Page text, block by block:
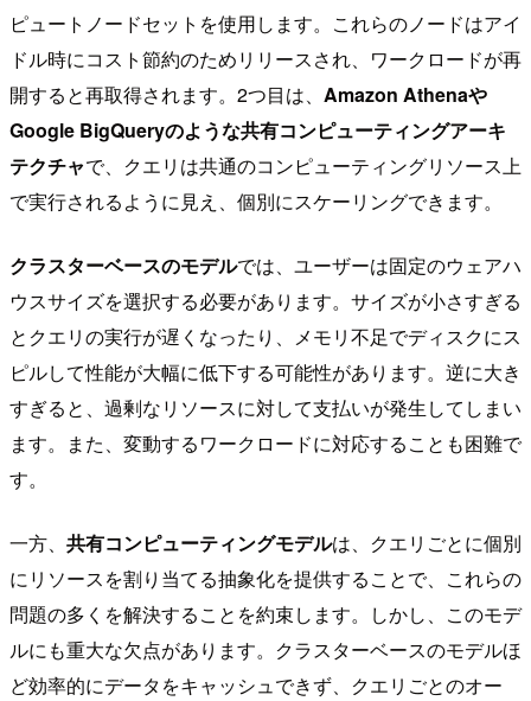
ピュートノードセットを使用します。これらのノードはアイ
ドル時にコスト節約のためリリースされ、ワークロードが再
開すると再取得されます。2つ目は、 Amazon Athenaや
Google BigQueryのような共有コンピューティングアーキ
テクチャで、クエリは共通のコンピューティングリソース上
で実行されるように見え、個別にスケーリングできます。
クラスターベースのモデルでは、ユーザーは固定のウェアハ
ウスサイズを選択する必要があります。サイズが小さすぎる
とクエリの実行が遅くなったり、メモリ不足でディスクにス
ピルして性能が大幅に低下する可能性があります。逆に大き
すぎると、過剰なリソースに対して支払いが発生してしまい
ます。また、変動するワークロードに対応することも困難で
す。
一方、 共有コンピューティングモデルは、クエリごとに個別
にリソースを割り当てる抽象化を提供することで、これらの
問題の多くを解決することを約束します。しかし、このモデ
ルにも重大な欠点があります。クラスターベースのモデルほ
ど効率的にデータをキャッシュできず、クエリごとのオー